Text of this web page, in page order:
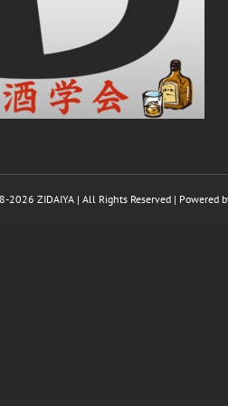
2026 ZIDAIYA | All Rights Reserved | Powered